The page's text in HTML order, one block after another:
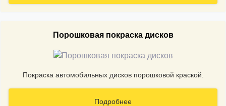
Порошковая покраска дисков
Покраска автомобильных дисков порошковой краской.
Подробнее